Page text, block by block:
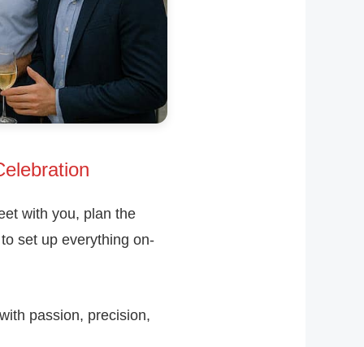
🌍
with you, plan the
set up everything on-
passion, precision,